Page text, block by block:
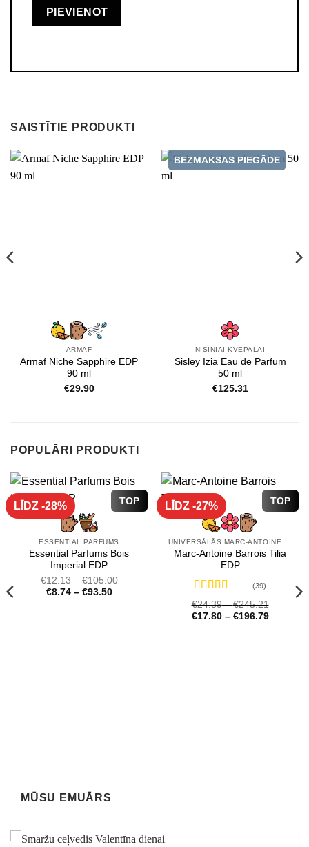
SAISTĪTIE PRODUKTI
ARMAF
Armaf Niche Sapphire EDP
90 ml
€29.90
BEZMAKSAS PIEGĀDE
NIŠINIAI KVEPALAI
Sisley Izia Eau de Parfum
50 ml
€125.31
POPULĀRI PRODUKTI
TOP
LĪDZ -28%
ESSENTIAL PARFUMS
Essential Parfums Bois
Imperial EDP
€12.13–€105.00
€8.74– €93.50
TOP
LĪDZ -27%
Marc-Antoine Barrois Tilia
EDP
Novērtēts
ar4.72 no 5
(39)
€24.39–€245.21
€17.80– €196.79
MŪSU EMUĀRS